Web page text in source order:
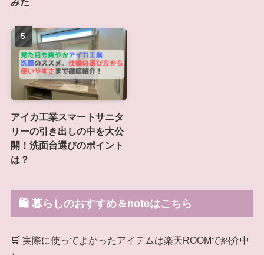
アイカ工業スマートサニタ
リーの引き出しの中を大公
開！洗面台選びのポイント
は？
🛍 暮らしのおすすめ＆noteはこちら
🛒 実際に使ってよかったアイテムは楽天ROOMで紹介中